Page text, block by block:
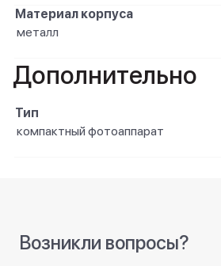
Материал корпуса
металл
Дополнительно
Тип
компактный фотоаппарат
Возникли вопросы?